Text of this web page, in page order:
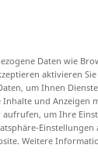
Daten wie
aktivieren Sie
um Ihnen
und Anzeigen
um Ihre
Einstellungen
Weitere